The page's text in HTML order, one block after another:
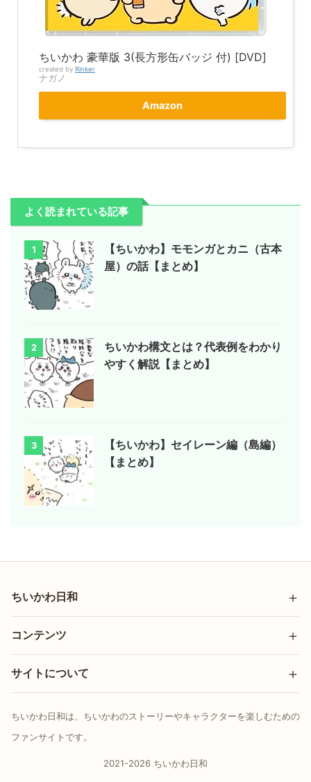
ちいかわ 豪華版 3(長方形缶バッジ 付) [DVD]
created by Rinker
ナガノ
Amazon
よく読まれている記事
1
【ちいかわ】モモンガとカニ（古本
屋）の話【まとめ】
2
ちいかわ構文とは？代表例をわかり
やすく解説【まとめ】
3
【ちいかわ】セイレーン編（島編）
【まとめ】
ちいかわ日和
コンテンツ
サイトについて
ちいかわ日和は、ちいかわのストーリーやキャラクターを楽しむための
ファンサイトです。
2021-2026 ちいかわ日和